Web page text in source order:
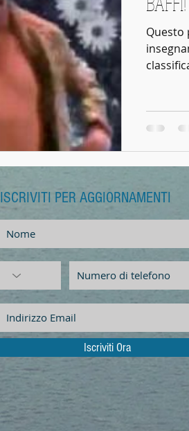
Questo
ISCRIVITI PER AGGIORNAMENTI
Iscriviti Ora